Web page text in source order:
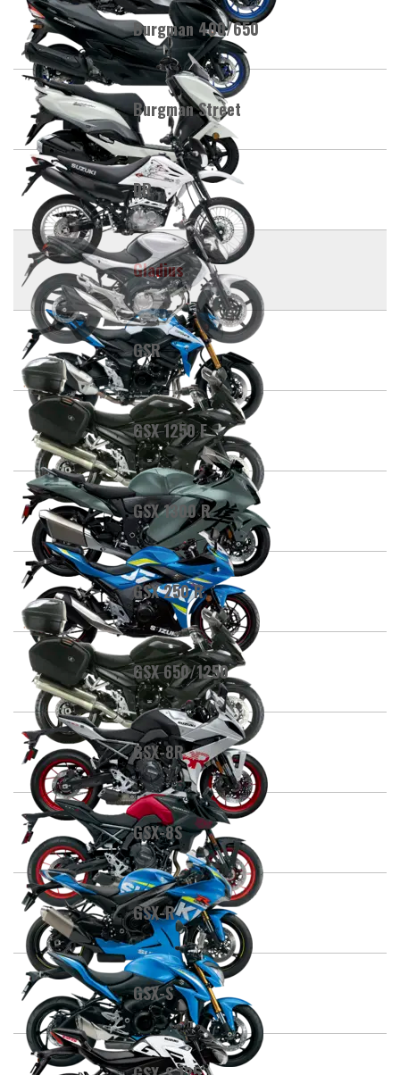
Burgman 400/650
Burgman Street
DR
Gladius
GSR
GSX 1250 F
GSX 1300 R
GSX 250 R
GSX 650/1250
GSX-8R
GSX-8S
GSX-R
GSX-S